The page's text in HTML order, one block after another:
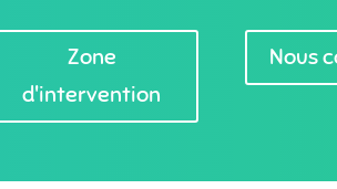
Zone
d'intervention
Nous